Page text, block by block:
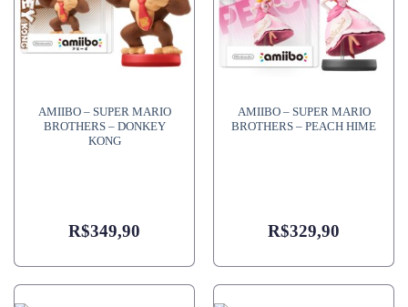
AMIIBO – SUPER MARIO
BROTHERS – DONKEY
KONG
R$349,90
AMIIBO – SUPER MARIO
BROTHERS – PEACH HIME
R$329,90